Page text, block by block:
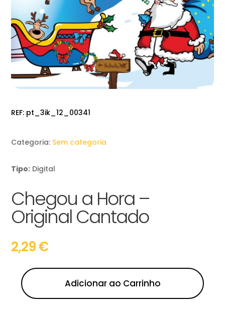
REF: pt_3ik_12_00341
Categoria: Sem categoria
Tipo: Digital
Chegou a Hora –
Original Cantado
2,29€
Adicionar ao Carrinho